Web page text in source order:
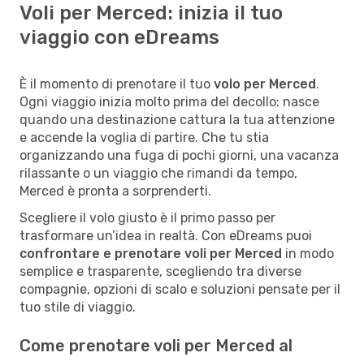
Voli per Merced: inizia il tuo
viaggio con eDreams
È il momento di prenotare il tuo volo per Merced.
Ogni viaggio inizia molto prima del decollo: nasce
quando una destinazione cattura la tua attenzione
e accende la voglia di partire. Che tu stia
organizzando una fuga di pochi giorni, una vacanza
rilassante o un viaggio che rimandi da tempo,
Merced è pronta a sorprenderti.
Scegliere il volo giusto è il primo passo per
trasformare un’idea in realtà. Con eDreams puoi
confrontare e prenotare voli per Merced in modo
semplice e trasparente, scegliendo tra diverse
compagnie, opzioni di scalo e soluzioni pensate per il
tuo stile di viaggio.
Come prenotare voli per Merced al